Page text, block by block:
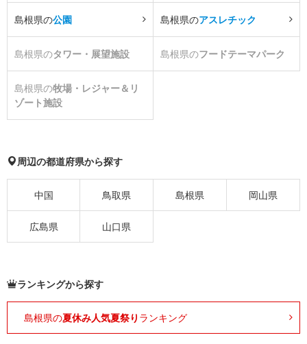
島根県の公園 島根県のアスレチック
島根県のタワー・展望施設 島根県のフードテーマパーク
島根県の牧場・レジャー＆リ
ゾート施設
周辺の都道府県から探す
中国 鳥取県 島根県 岡山県
広島県 山口県
ランキングから探す
島根県の夏休み人気夏祭り ランキング